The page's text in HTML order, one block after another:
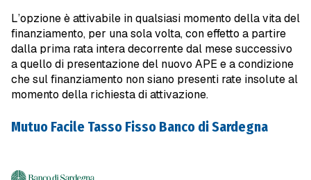
L’opzione è attivabile in qualsiasi momento della vita del
finanziamento, per una sola volta, con effetto a partire
dalla prima rata intera decorrente dal mese successivo
a quello di presentazione del nuovo APE e a condizione
che sul finanziamento non siano presenti rate insolute al
momento della richiesta di attivazione.
Mutuo Facile Tasso Fisso Banco di Sardegna